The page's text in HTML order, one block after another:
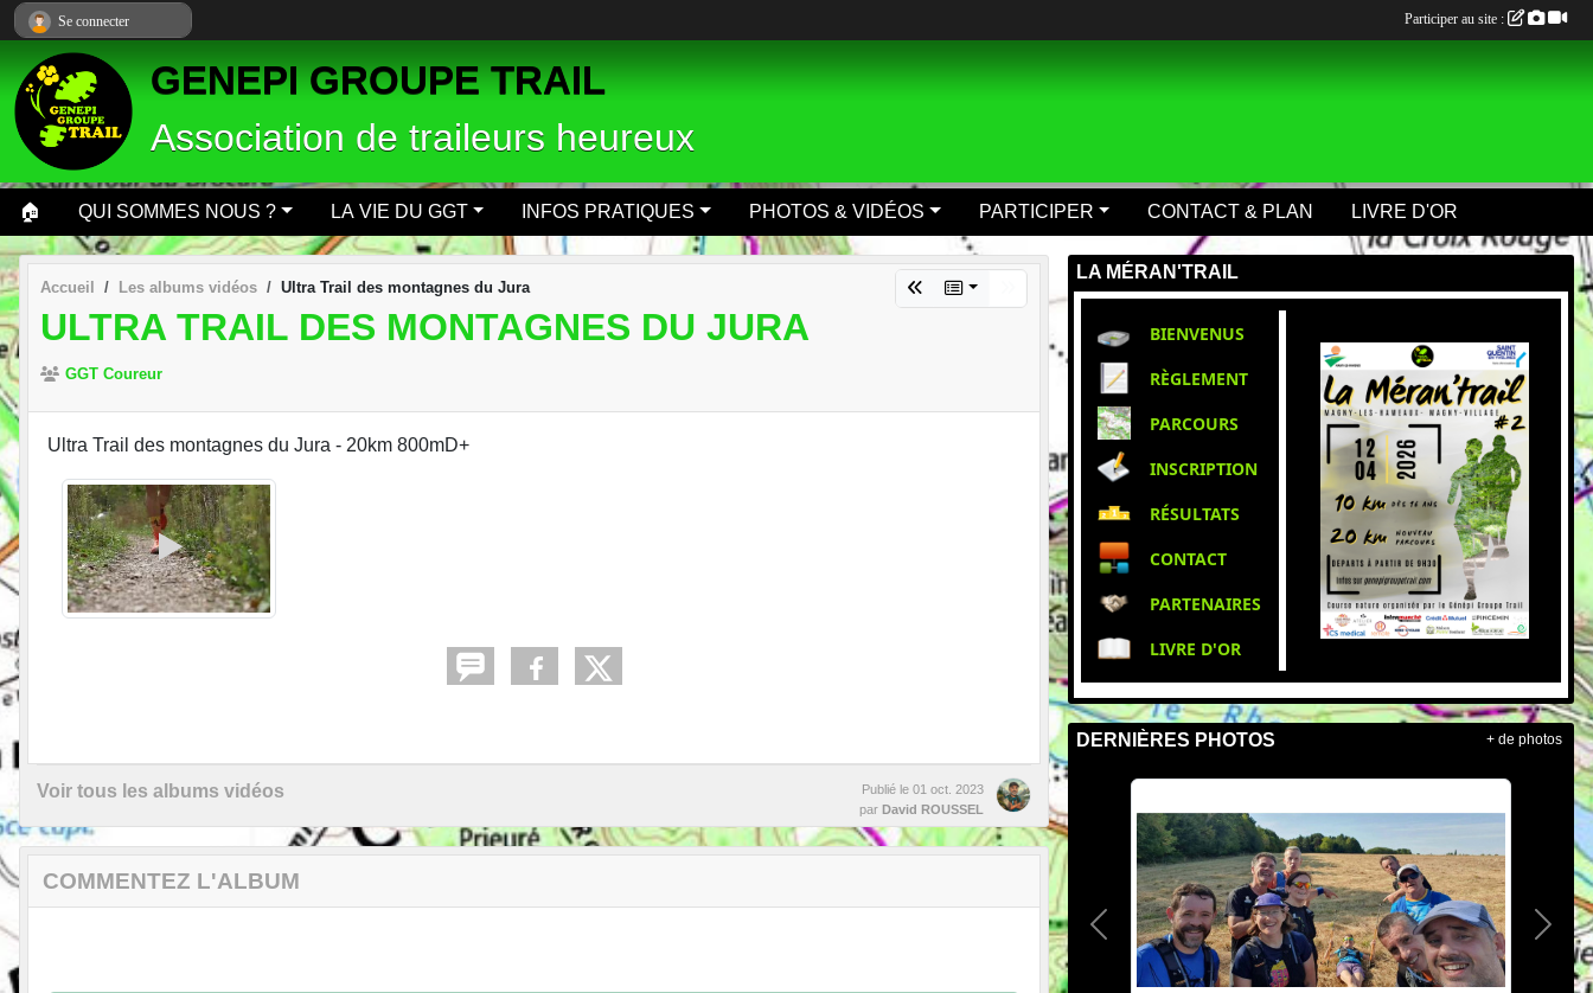
GENEPI GROUPE TRAIL
Association de traileurs heureux
🏠 QUI SOMMES NOUS ? LA VIE DU GGT INFOS PRATIQUES PHOTOS & VIDÉOS PARTICIPER CONTACT & PLAN LIVRE D'OR
Accueil Les albums vidéos Ultra Trail des montagnes du Jura
ULTRA TRAIL DES MONTAGNES DU JURA
GGT Coureur
Ultra Trail des montagnes du Jura - 20km 800mD+
Voir tous les albums vidéos Publié le01 oct. 2023
par David ROUSSEL
COMMENTEZ L'ALBUM
LA MÉRAN'TRAIL
BIENVENUS
RÈGLEMENT
PARCOURS
INSCRIPTION
RÉSULTATS
CONTACT
PARTENAIRES
LIVRE D'OR
DERNIÈRES PHOTOS
Précedent
+ de photos
Se connecter Participer au site :
Panneau de gestion des cookies